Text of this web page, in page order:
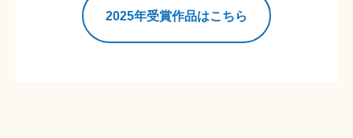
2025年受賞作品はこちら